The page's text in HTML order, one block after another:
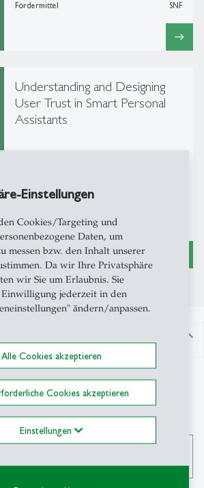
Einstellungen
Cookies/Targeting und
Daten, um
messen bzw. den Inhalt unserer
Da wir Ihre Privatsphäre
wir Sie um Erlaubnis. Sie
jederzeit in den
ändern/anpassen.
Alle Cookies akzeptieren
Cookies akzeptieren
Einstellungen
Fördermittel
SNF
east
Understanding and Designing
User Trust in Smart Personal
Assistants
Fördermittel
north